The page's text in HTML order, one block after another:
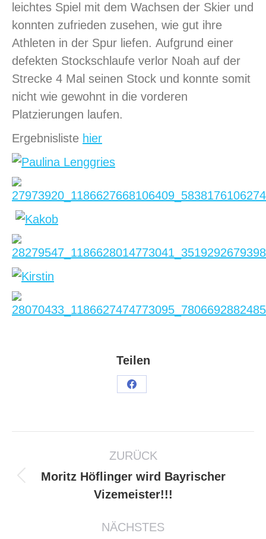
leichtes Spiel mit dem Wachsen der Skier und
konnten zufrieden zusehen, wie gut ihre
Athleten in der Spur liefen. Aufgrund einer
defekten Stockschlaufe verlor Noah auf der
Strecke 4 Mal seinen Stock und konnte somit
nicht wie gewohnt in die vorderen
Platzierungen laufen.
Ergebnisliste hier
Teilen
ZURÜCK
Moritz Höflinger wird Bayrischer
Vizemeister!!!
NÄCHSTES